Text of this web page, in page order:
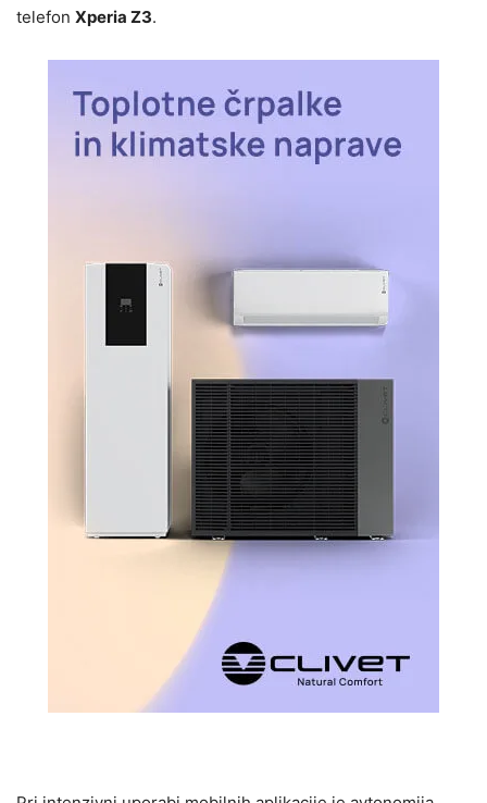
telefon Xperia Z3.